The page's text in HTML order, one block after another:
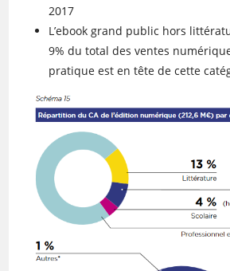
2017
L’ebook grand public hors
9% du total des ventes
pratique est en tête de cette